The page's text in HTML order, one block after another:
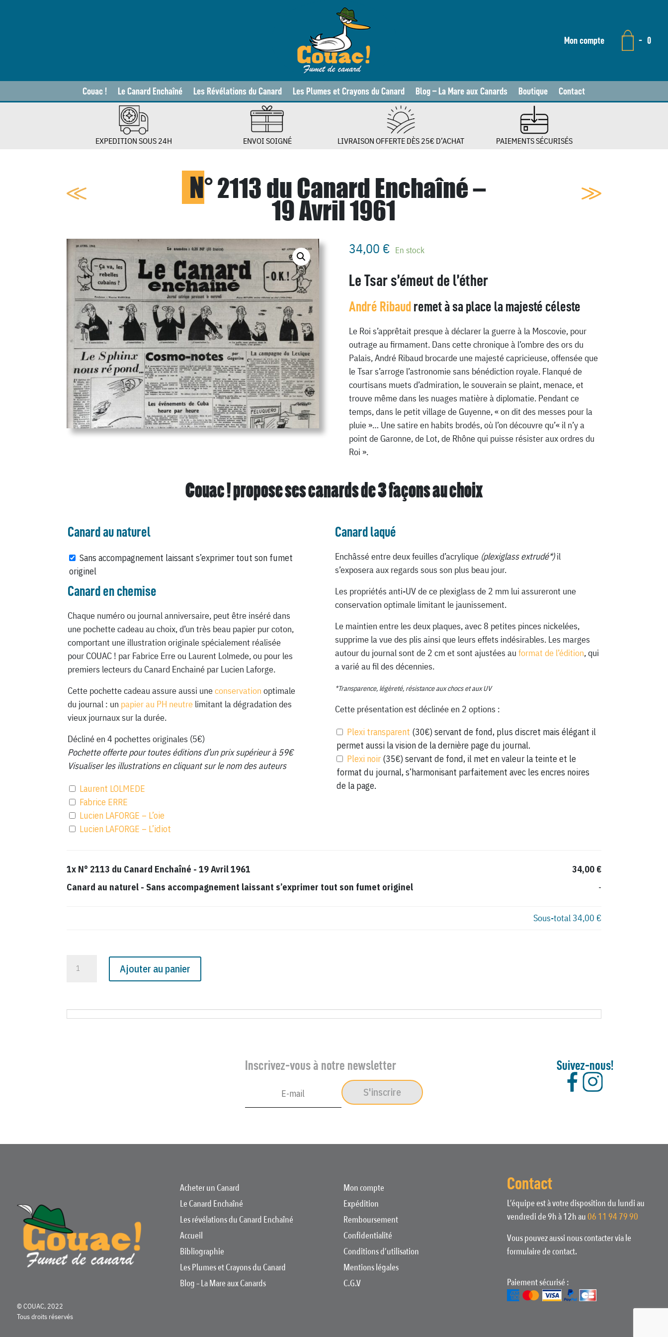
Mon compte - 0
Couac ! Le Canard Enchaîné Les Révélations du Canard Les Plumes et Crayons du Canard Blog – La Mare aux Canards Boutique Contact
EXPEDITION SOUS 24H ENVOI SOIGNÉ LIVRAISON OFFERTE DÈS 25€ D’ACHAT PAIEMENTS SÉCURISÉS
N° 2113 du Canard Enchaîné –
19 Avril 1961
34,00 € En stock
Le Tsar s’émeut de l’éther
André Ribaud remet à sa place la majesté céleste
Le Roi s’apprêtait presque à déclarer la guerre à la Moscovie, pour
outrage au firmament. Dans cette chronique à l’ombre des ors du
Palais, André Ribaud brocarde une majesté capricieuse, offensée que
le Tsar s’arroge l’astronomie sans bénédiction royale. Flanqué de
courtisans muets d’admiration, le souverain se plaint, menace, et
trouve même dans les nuages matière à diplomatie. Pendant ce
temps, dans le petit village de Guyenne, « on dit des messes pour la
pluie »… Une satire en habits brodés, où l’on découvre qu’« il n’y a
point de Garonne, de Lot, de Rhône qui puisse résister aux ordres du
Roi ».
Couac ! propose ses canards de3 façons au choix
Canard au naturel
Sans accompagnement laissant s’exprimer tout son fumet
originel
Canard en chemise
Chaque numéro ou journal anniversaire, peut être inséré dans
une pochette cadeau au choix, d’un très beau papier pur coton,
comportant une illustration originale spécialement réalisée
pour COUAC ! par Fabrice Erre ou Laurent Lolmede, ou pour les
premiers lecteurs du Canard Enchainé par Lucien Laforge.
Cette pochette cadeau assure aussi uneconservation optimale
du journal : un papier au PH neutre limitant la dégradation des
vieux journaux sur la durée.
Décliné en 4 pochettes originales (5€)
Pochette offerte pour toutes éditions d’un prix supérieur à 59€
Visualiser les illustrations en cliquant sur le nom des auteurs
Laurent LOLMEDE
Fabrice ERRE
Lucien LAFORGE – L’oie
Lucien LAFORGE – L’idiot
Canard laqué
Enchâssé entre deux feuilles d’acrylique (plexiglass extrudé*)il
s’exposera aux regards sous son plus beau jour.
Les propriétés anti-UV de ce plexiglass de 2 mm lui assureront une
conservation optimale limitant le jaunissement.
Le maintien entre les deux plaques, avec 8 petites pinces nickelées,
supprime la vue des plis ainsi que leurs effets indésirables. Les marges
autour du journal sont de 2 cm et sont ajustées au format de l’édition, qui
a varié au fil des décennies.
*Transparence, légèreté, résistance aux chocs et aux UV
Cette présentation est déclinée en 2 options :
Plexi transparent (30€) servant de fond, plus discret mais élégant il
permet aussi la vision de la dernière page du journal.
Plexi noir (35€) servant de fond, il met en valeur la teinte et le
format du journal, s’harmonisant parfaitement avec les encres noires
de la page.
1x N° 2113 du Canard Enchaîné - 19 Avril 1961
34,00 €
Canard au naturel -Sans accompagnement laissant s’exprimer tout son fumet originel -
Sous-total34,00 €
Ajouter au panier
Inscrivez-vous à notre newsletter
S'inscrire
Suivez-nous!
Acheter un Canard
Le Canard Enchaîné
Les révélations du Canard Enchaîné
Accueil
Bibliographie
Les Plumes et Crayons du Canard
Blog – La Mare aux Canards
Mon compte
Expédition
Remboursement
Confidentialité
Conditions d’utilisation
Mentions légales
C.G.V
Contact
L’équipe est à votre disposition du lundi au
vendredi de 9h à 12h au06 11 94 79 90
Vous pouvez aussi nous contacter via le
formulaire de contact.
Paiement sécurisé :
© COUAC, 2022
Tous droits réservés